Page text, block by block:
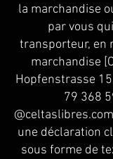
la marchandise
par vous
transporteur, en
marchandise
Hopfenstrasse
79 368
une déclaration
sous forme de